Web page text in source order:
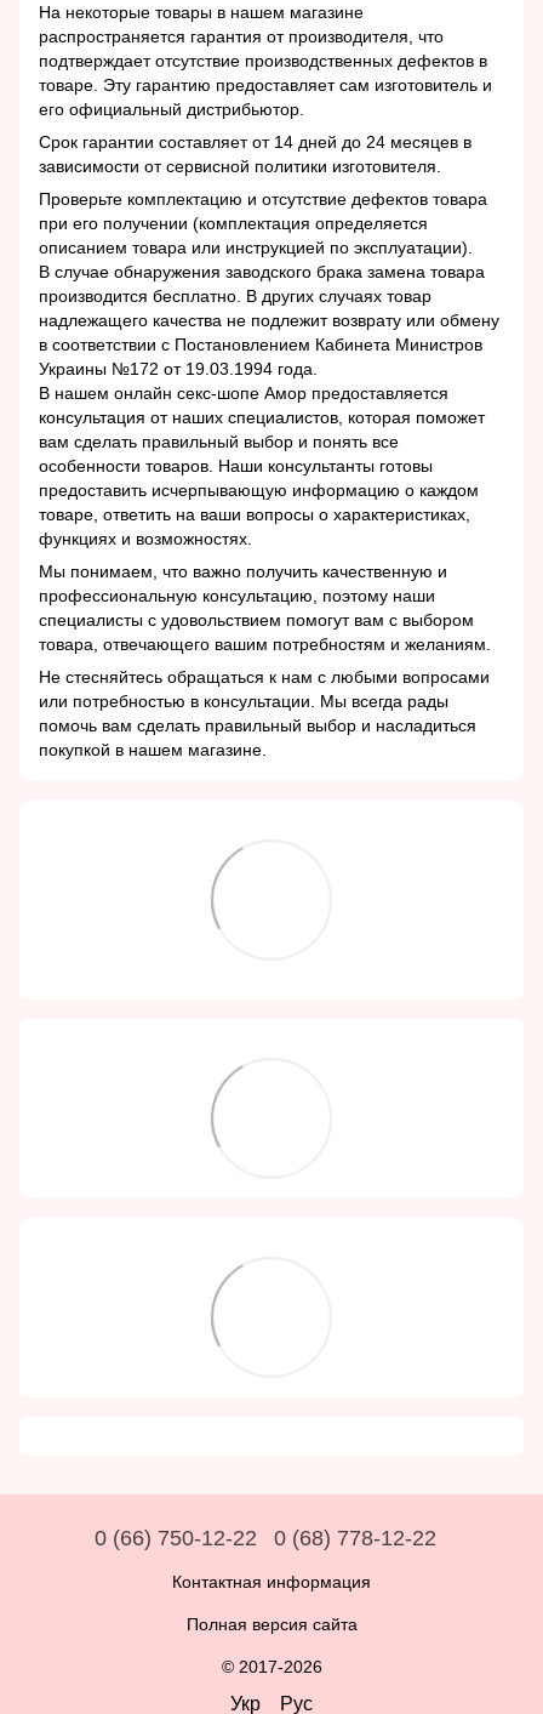
На некоторые товары в нашем магазине
распространяется гарантия от производителя, что
подтверждает отсутствие производственных дефектов в
товаре. Эту гарантию предоставляет сам изготовитель и
его официальный дистрибьютор.
Срок гарантии составляет от 14 дней до 24 месяцев в
зависимости от сервисной политики изготовителя.
Проверьте комплектацию и отсутствие дефектов товара
при его получении (комплектация определяется
описанием товара или инструкцией по эксплуатации).
В случае обнаружения заводского брака замена товара
производится бесплатно. В других случаях товар
надлежащего качества не подлежит возврату или обмену
в соответствии с Постановлением Кабинета Министров
Украины №172 от 19.03.1994 года.
В нашем онлайн секс-шопе Амор предоставляется
консультация от наших специалистов, которая поможет
вам сделать правильный выбор и понять все
особенности товаров. Наши консультанты готовы
предоставить исчерпывающую информацию о каждом
товаре, ответить на ваши вопросы о характеристиках,
функциях и возможностях.
Мы понимаем, что важно получить качественную и
профессиональную консультацию, поэтому наши
специалисты с удовольствием помогут вам с выбором
товара, отвечающего вашим потребностям и желаниям.
Не стесняйтесь обращаться к нам с любыми вопросами
или потребностью в консультации. Мы всегда рады
помочь вам сделать правильный выбор и насладиться
покупкой в нашем магазине.
0 (66) 750-12-22 0 (68) 778-12-22
Контактная информация
Полная версия сайта
© 2017-2026
Укр Рус